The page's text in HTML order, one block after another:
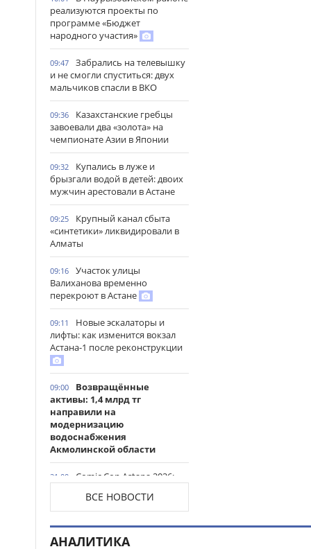
реализуются проекты по
программе «Бюджет
народного участия»
09:47
Забрались на телевышку
и не смогли спуститься: двух
мальчиков спасли в ВКО
09:36
Казахстанские гребцы
завоевали два «золота» на
чемпионате Азии в Японии
09:32
Купались в луже и
брызгали водой в детей: двоих
мужчин арестовали в Астане
09:25
Крупный канал сбыта
«синтетики» ликвидировали в
Алматы
09:16
Участок улицы
Валиханова временно
перекроют в Астане
09:11
Новые эскалаторы и
лифты: как изменится вокзал
Астана-1 после реконструкции
09:00
Возвращённые
активы: 1,4 млрд тг
направили на
модернизацию
водоснабжения
Акмолинской области
21:00
Comic Con Astana 2026:
назвал Казахстан территорией
дипломатии на карте «Игры
престолов»
ВСЕ НОВОСТИ
АНАЛИТИКА